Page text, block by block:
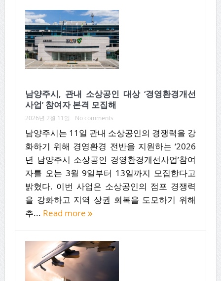
남양주시, 관내 소상공인 대상 ‘경영환경개선
사업’ 참여자 본격 모집해
2026년 2월 11일 No comments
남양주시는 11일 관내 소상공인의 경쟁력을 강
화하기 위해 경영환경 전반을 지원하는 ‘2026
년 남양주시 소상공인 경영환경개선사업’참여
자를 오는 3월 9일부터 13일까지 모집한다고
밝혔다. 이번 사업은 소상공인의 점포 경쟁력
을 강화하고 지역 상권 회복을 도모하기 위해
추... Read more